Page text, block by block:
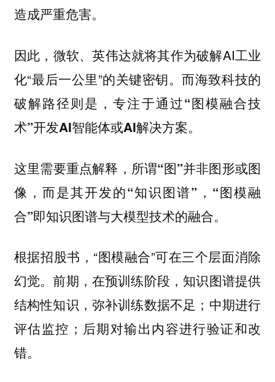
造成严重危害。
因此，微软、英伟达就将其作为破解AI工业
化“最后一公里”的关键密钥。而海致科技的
破解路径则是，专注于通过“图模融合技
术”开发AI智能体或AI解决方案。
这里需要重点解释， 所谓“图”并非图形或图
像，而是其开发的“知识图谱”，“图模融
合”即知识图谱与大模型技术的融合。
根据招股书，“图模融合”可在三个层面消除
幻觉。前期，在预训练阶段，知识图谱提供
结构性知识，弥补训练数据不足；中期进行
评估监控；后期对输出内容进行验证和改
错。